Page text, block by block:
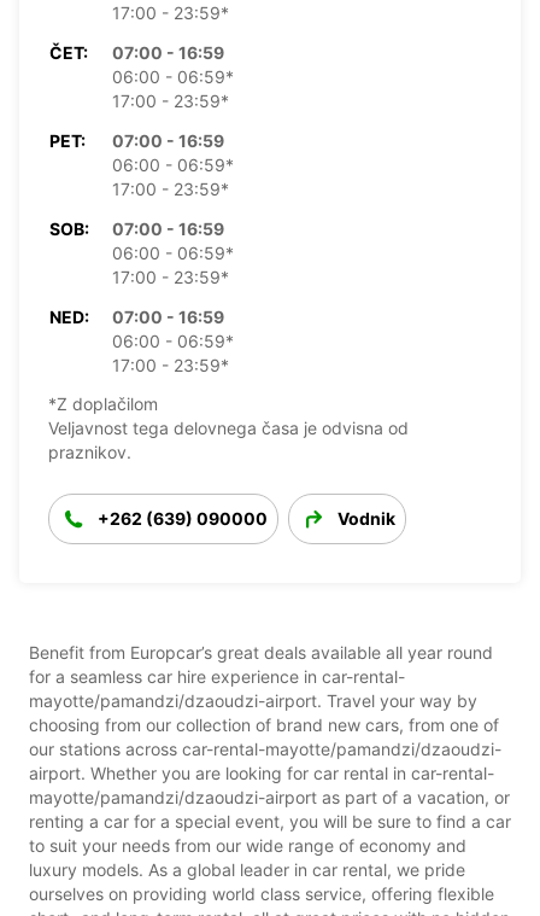
17:00 - 23:59*
ČET:
07:00 - 16:59
06:00 - 06:59*
17:00 - 23:59*
PET:
07:00 - 16:59
06:00 - 06:59*
17:00 - 23:59*
SOB:
07:00 - 16:59
06:00 - 06:59*
17:00 - 23:59*
NED:
07:00 - 16:59
06:00 - 06:59*
17:00 - 23:59*
*Z doplačilom
Veljavnost tega delovnega časa je odvisna od
praznikov.
+262 (639) 090000 Vodnik
Benefit from Europcar’s great deals available all year round
for a seamless car hire experience in car-rental-
mayotte/pamandzi/dzaoudzi-airport. Travel your way by
choosing from our collection of brand new cars, from one of
our stations across car-rental-mayotte/pamandzi/dzaoudzi-
airport. Whether you are looking for car rental in car-rental-
mayotte/pamandzi/dzaoudzi-airport as part of a vacation, or
renting a car for a special event, you will be sure to find a car
to suit your needs from our wide range of economy and
luxury models. As a global leader in car rental, we pride
ourselves on providing world class service, offering flexible